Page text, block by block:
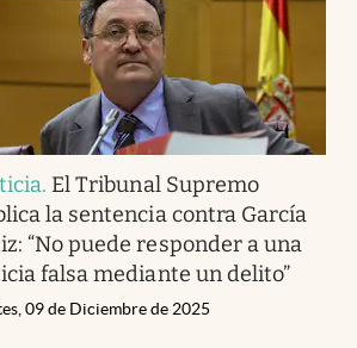
. El Tribunal Supremo
la sentencia contra García
“No puede responder a una
falsa mediante un delito”
09 de Diciembre de 2025